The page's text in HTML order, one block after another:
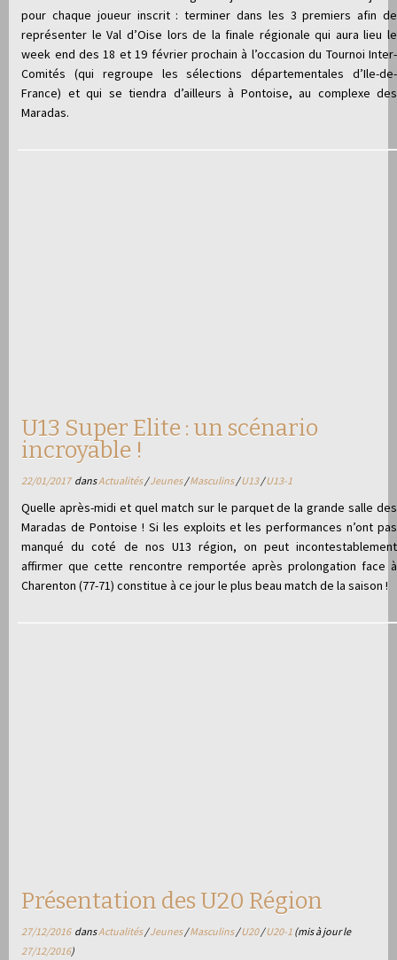
pour chaque joueur inscrit : terminer dans les 3 premiers afin de
représenter le Val d’Oise lors de la finale régionale qui aura lieu le
week end des 18 et 19 février prochain à l’occasion du Tournoi Inter-
Comités (qui regroupe les sélections départementales d’Ile-de-
France) et qui se tiendra d’ailleurs à Pontoise, au complexe des
Maradas.
U13 Super Elite : un scénario
incroyable !
22/01/2017dansActualités/Jeunes/Masculins/U13/U13-1
Quelle après-midi et quel match sur le parquet de la grande salle des
Maradas de Pontoise ! Si les exploits et les performances n’ont pas
manqué du coté de nos U13 région, on peut incontestablement
affirmer que cette rencontre remportée après prolongation face à
Charenton (77-71) constitue à ce jour le plus beau match de la saison !
Présentation des U20 Région
27/12/2016dansActualités/Jeunes/Masculins/U20/U20-1 (mis à jour le
27/12/2016)